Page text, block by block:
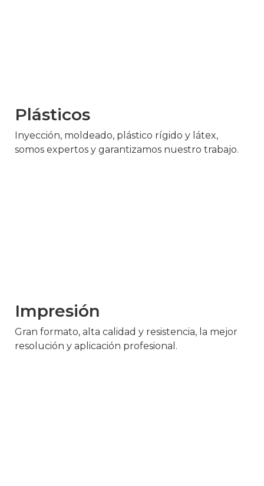
Plásticos
Inyección, moldeado, plástico rígido y látex,
somos expertos y garantizamos nuestro trabajo.
Impresión
Gran formato, alta calidad y resistencia, la mejor
resolución y aplicación profesional.